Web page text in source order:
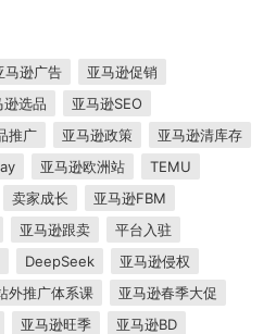
马逊广告
亚马逊促销
逊选品
亚马逊SEO
推广 亚马逊政策
亚马逊清库存
亚马逊欧洲站
TEMU
卖家成长
亚马逊FBM
亚马逊跟卖
平台入驻
DeepSeek
亚马逊侵权
外推广体系课
亚马逊春季大促
亚马逊旺季
亚马逊BD